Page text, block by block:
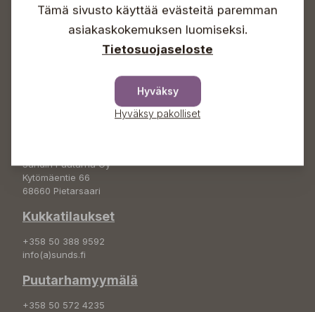
Lauantaisin 09-16
Sunnuntaisin Itsepalvelu
Sundin Puutarha Oy
Kytömäentie 66
68660 Pietarsaari
Kukkatilaukset
+358 50 388 9592
info(a)sunds.fi
Puutarhamyymälä
+358 50 572 4235
Tämä sivusto käyttää evästeitä paremman
asiakaskokemuksen luomiseksi.
Tietosuojaseloste
Hyväksy
Hyväksy pakolliset